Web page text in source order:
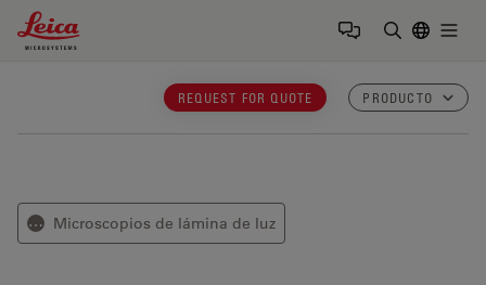
Leica Microsystems Logo
REQUEST FOR QUOTE PRODUCTO
⋯ Microscopios de lámina de luz